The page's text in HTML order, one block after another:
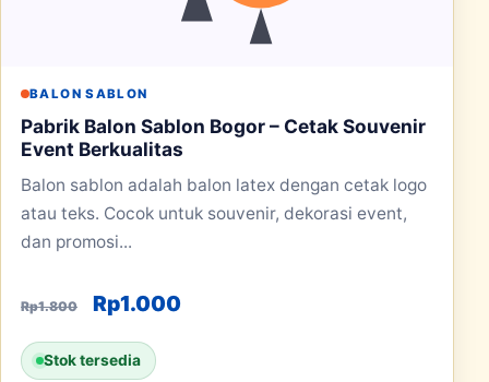
BALON SABLON
Pabrik Balon Sablon Bogor – Cetak Souvenir
Event Berkualitas
Balon sablon adalah balon latex dengan cetak logo
atau teks. Cocok untuk souvenir, dekorasi event,
dan promosi...
Rp1.800 Harga aslinya adalah: Rp1.800.
Rp1.000Harga saat ini adalah:
Stok tersedia